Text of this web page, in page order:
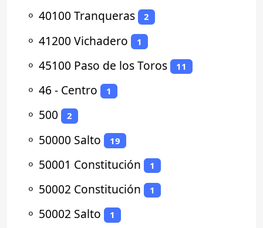
⚬ 40100 Tranqueras 2
⚬ 41200 Vichadero 1
⚬ 45100 Paso de los Toros 11
⚬ 46 - Centro 1
⚬ 500 2
⚬ 50000 Salto 19
⚬ 50001 Constitución 1
⚬ 50002 Constitución 1
⚬ 50002 Salto 1